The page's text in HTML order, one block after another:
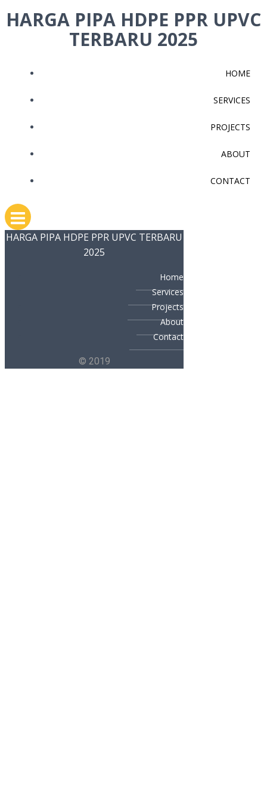
Skip
to
HARGA PIPA HDPE PPR UPVC
TERBARU 2025
HOME
SERVICES
PROJECTS
ABOUT
CONTACT
HARGA PIPA HDPE PPR UPVC TERBARU
2025
Home
Services
Projects
About
Contact
© 2019